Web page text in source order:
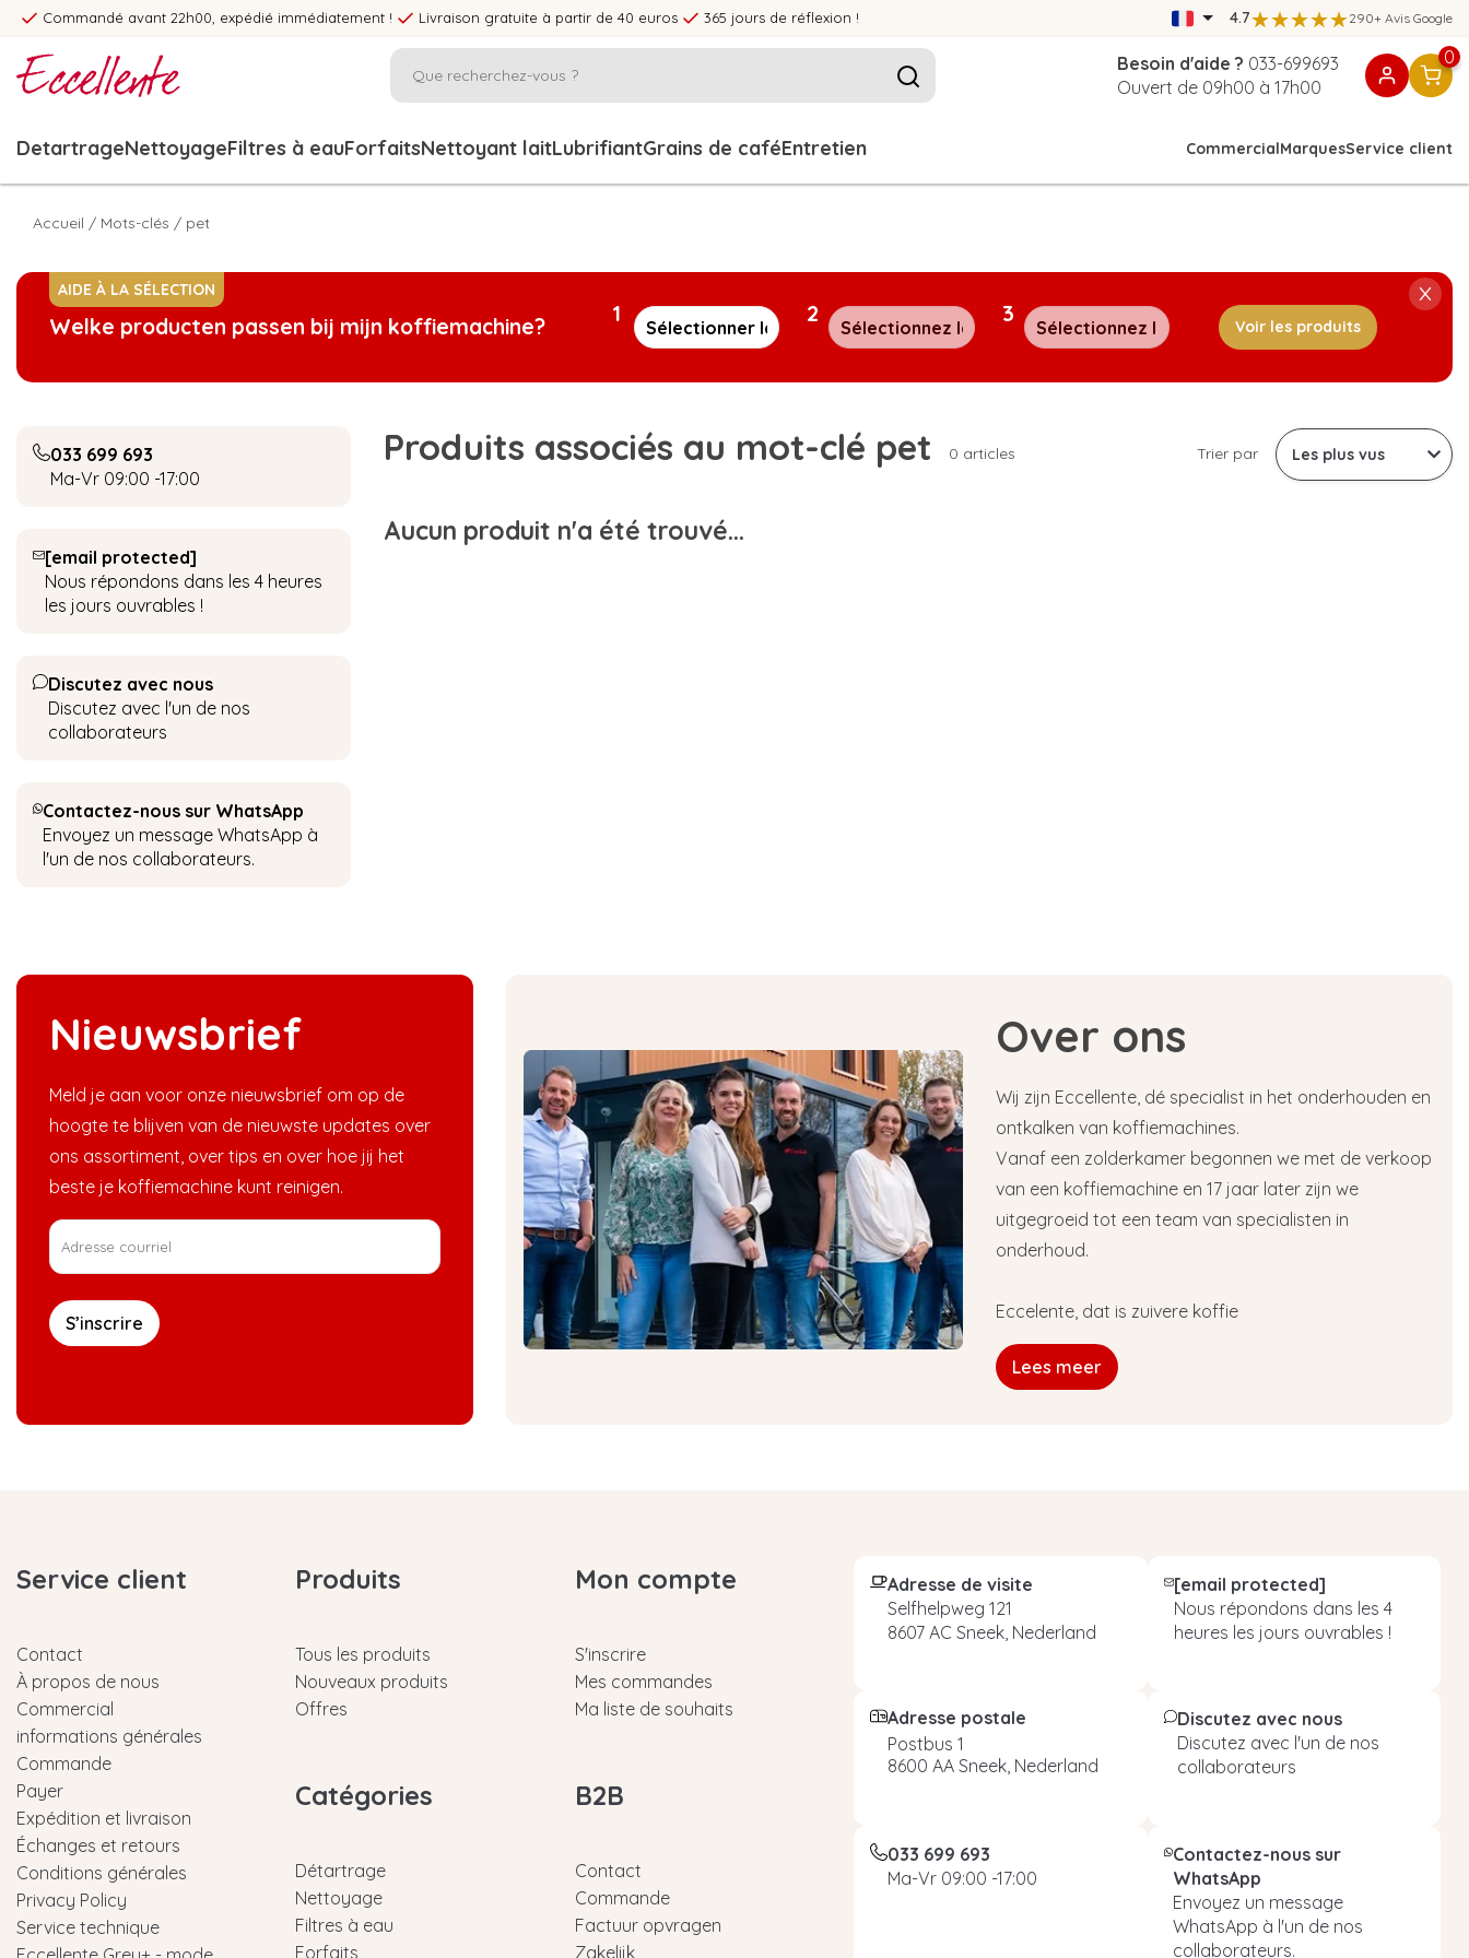
Commandé avant 22h00, expédié immédiatement ! Livraison gratuite à partir de 40 euros 365 jours de réflexion ! 4.7 290+ Avis Google
Besoin d'aide ? 033-699693
Ouvert de 09h00 à 17h00
0
DetartrageNettoyageFiltres à eauForfaitsNettoyant laitLubrifiantGrains de caféEntretien CommercialMarquesService client
Accueil / Mots-clés / pet
AIDE À LA SÉLECTION
Welke producten passen bij mijn koffiemachine? 1 2 3 Voir les produits
033 699 693
Ma-Vr 09:00 -17:00
[email protected]
Nous répondons dans les 4 heures
les jours ouvrables !
Discutez avec nous
Discutez avec l'un de nos
collaborateurs
Contactez-nous sur WhatsApp
Envoyez un message WhatsApp à
l'un de nos collaborateurs.
Produits associés au mot-clé pet 0 articles Trier par
Aucun produit n'a été trouvé...
Nieuwsbrief
Meld je aan voor onze nieuwsbrief om op de
hoogte te blijven van de nieuwste updates over
ons assortiment, over tips en over hoe jij het
beste je koffiemachine kunt reinigen.
S’inscrire
Over ons
Wij zijn Eccellente, dé specialist in het onderhouden en
ontkalken van koffiemachines.
Vanaf een zolderkamer begonnen we met de verkoop
van een koffiemachine en 17 jaar later zijn we
uitgegroeid tot een team van specialisten in
onderhoud.
Eccelente, dat is zuivere koffie
Lees meer
Service client
Contact
À propos de nous
Commercial
informations générales
Commande
Payer
Expédition et livraison
Échanges et retours
Conditions générales
Privacy Policy
Service technique
Produits
Tous les produits
Nouveaux produits
Offres
Catégories
Détartrage
Nettoyage
Filtres à eau
Forfaits
Mon compte
S'inscrire
Mes commandes
Ma liste de souhaits
B2B
Contact
Commande
Factuur opvragen
Zakelijk
Adresse de visite
Selfhelpweg 121
8607 AC Sneek, Nederland
[email protected]
Nous répondons dans les 4
heures les jours ouvrables !
Adresse postale
Postbus 1
8600 AA Sneek, Nederland
Discutez avec nous
Discutez avec l'un de nos
collaborateurs
033 699 693
Ma-Vr 09:00 -17:00
Contactez-nous sur
WhatsApp
Envoyez un message
WhatsApp à l'un de nos
collaborateurs.